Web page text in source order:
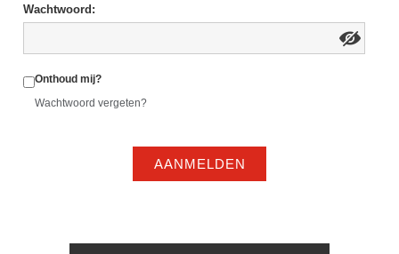
Wachtwoord:
Onthoud mij?
Wachtwoord vergeten?
AANMELDEN